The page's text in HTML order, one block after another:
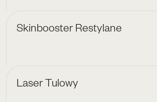
Skinbooster Restylane
Laser Tulowy